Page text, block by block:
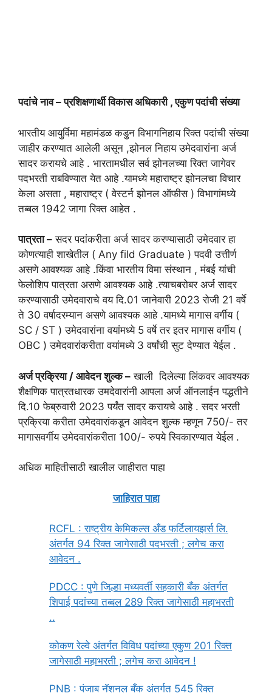
पदांचे नाव – प्रशिक्षणार्थी विकास अधिकारी , एकुण पदांची संख्या
भारतीय आयुर्विमा महामंडळ कडुन विभागनिहाय रिक्त पदांची संख्या
जाहीर करण्यात आलेली असून ,झोनल निहाय उमेदवारांना अर्ज
सादर करायचे आहे . भारतामधील सर्व झोनलच्या रिक्त जागेवर
पदभरती राबविण्यात येत आहे .यामध्ये महाराष्ट्र झोनलचा विचार
केला असता , महाराष्ट्र ( वेस्टर्न झोनल ऑफीस ) विभागांमध्ये
तब्बल 1942 जागा रिक्त आहेत .
पात्रता – सदर पदांकरीता अर्ज सादर करण्यासाठी उमेदवार हा
कोणत्याही शाखेतील ( Any fild Graduate ) पदवी उत्तीर्ण
असणे आवश्यक आहे .किंवा भारतीय विमा संस्थान , मंबई यांची
फेलोशिप पात्रता असणे आवश्यक आहे .त्याचबरोबर अर्ज सादर
करण्यासाठी उमेदवाराचे वय दि.01 जानेवारी 2023 रोजी 21 वर्षे
ते 30 वर्षादरम्यान असणे आवश्यक आहे .यामध्ये मागास वर्गीय (
SC / ST ) उमेदवारांना वयांमध्ये 5 वर्षे तर इतर मागास वर्गीय (
OBC ) उमेदवारांकरीता वयांमध्ये 3 वर्षांची सुट देण्यात येईल .
अर्ज प्रक्रिया / आवेदन शुल्क – खाली दिलेल्या लिंकवर आवश्यक
शैक्षणिक पात्रतधारक उमदेवारांनी आपला अर्ज ऑनलाईन पद्धतीने
दि.10 फेब्रुवारी 2023 पर्यंत सादर करायचे आहे . सदर भरती
प्रक्रिया करीता उमेदवारांकडून आवेदन शुल्क म्हणून 750/- तर
मागासवर्गीय उमेदवारांकरीता 100/- रुपये स्विकारण्यात येईल .
अधिक माहितीसाठी खालील जाहीरात पाहा
जाहिरात पाहा
RCFL : राष्ट्रीय केमिकल्स अँड फर्टिलायझर्स लि.
अंतर्गत 94 रिक्त जागेसाठी पदभरती ; लगेच करा
आवेदन .
PDCC : पुणे जिल्हा मध्यवर्ती सहकारी बँक अंतर्गत
शिपाई पदांच्या तब्बल 289 रिक्त जागेसाठी महाभरती
..
कोकण रेल्वे अंतर्गत विविध पदांच्या एकुण 201 रिक्त
जागेसाठी महाभरती ; लगेच करा आवेदन !
PNB : पंजाब नॅशनल बँक अंतर्गत 545 रिक्त